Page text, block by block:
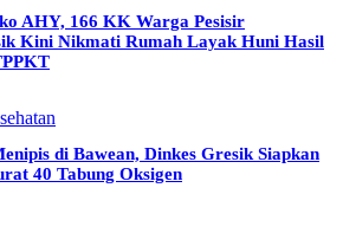
AHY, 166 KK Warga Pesisir
Kini Nikmati Rumah Layak Huni Hasil
di Bawean, Dinkes Gresik Siapkan
40 Tabung Oksigen